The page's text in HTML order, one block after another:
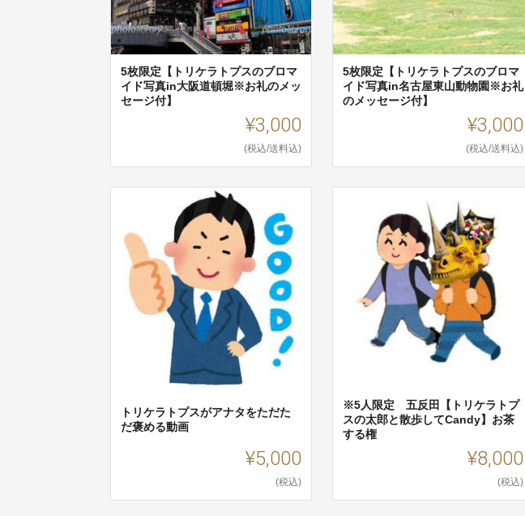
5枚限定【トリケラトプスのブロマ
イド写真in大阪道頓堀※お礼のメッ
セージ付】
¥3,000
(税込/送料込)
5枚限定【トリケラトプスのブロマ
イド写真in名古屋東山動物園※お礼
のメッセージ付】
¥3,000
(税込/送料込)
トリケラトプスがアナタをただた
だ褒める動画
¥5,000
(税込)
※5人限定 五反田【トリケラトプ
スの太郎と散歩してCandy】お茶
する権
¥8,000
(税込)